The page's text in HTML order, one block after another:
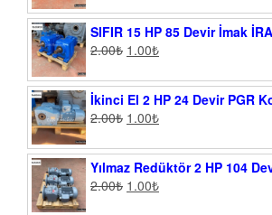
SIFIR 15 HP 85 Devir İmak
2.00₺ 1.00₺
İkinci El 2 HP 24 Devir PGR
2.00₺ 1.00₺
Yılmaz Redüktör 2 HP 104
2.00₺ 1.00₺